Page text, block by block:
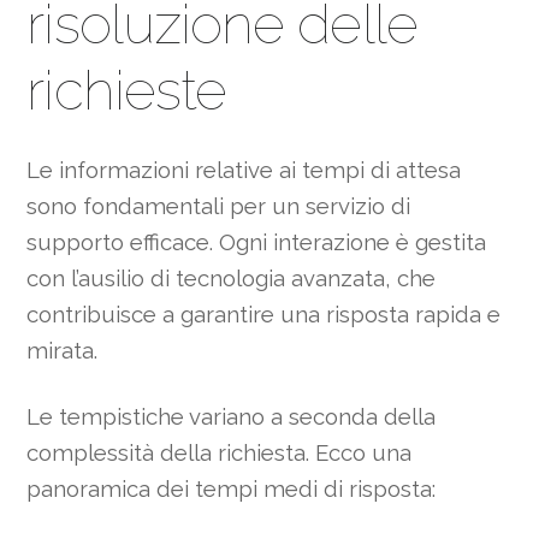
risoluzione delle
richieste
Le informazioni relative ai tempi di attesa
sono fondamentali per un servizio di
supporto efficace. Ogni interazione è gestita
con l’ausilio di tecnologia avanzata, che
contribuisce a garantire una risposta rapida e
mirata.
Le tempistiche variano a seconda della
complessità della richiesta. Ecco una
panoramica dei tempi medi di risposta: